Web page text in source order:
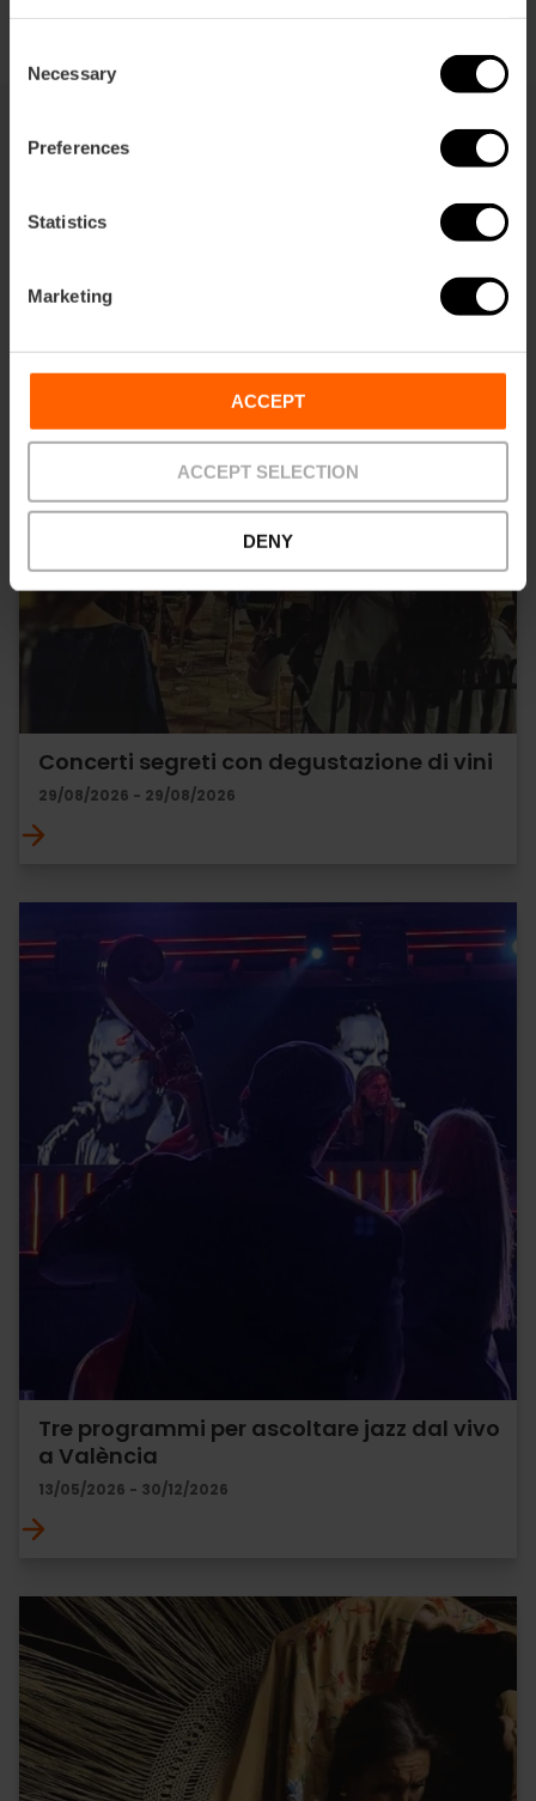
Selection
Necessary
Preferences
Statistics
Marketing
ACCEPT
ACCEPT SELECTION
DENY
Ti potrebbe anche interessare
Concerti segreti con degustazione di vini
29/08/2026 - 29/08/2026
Tre programmi per ascoltare jazz dal vivo
a València
13/05/2026 - 30/12/2026